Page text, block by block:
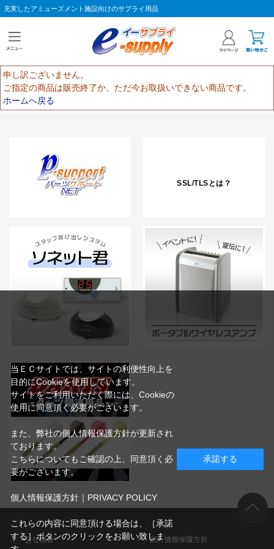
充実したアミューズメント施設向けのサプライ用品
申し訳ございません。
ご指定の商品は販売終了か、ただ今お取扱いできない商品です。
ホームへ戻る
SSL/TLSとは？
会社概要 個人情報保護方針
当ＥＣサイトでは、サイトの利便性向上を
目的にCookieを使用しています。
サイトをご利用いただく際には、Cookieの
使用に同意頂く必要がございます。
また、弊社の個人情報保護方針が更新され
ております。
こちらについてもご確認の上、同意頂く必
要がございます。
個人情報保護方針｜PRIVACY POLICY
これらの内容に同意頂ける場合は、［承諾
する］ボタンのクリックをお願い致しま
承諾する